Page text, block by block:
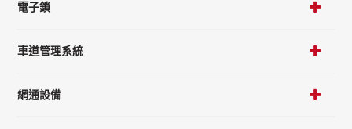
電子鎖
車道管理系統
網通設備